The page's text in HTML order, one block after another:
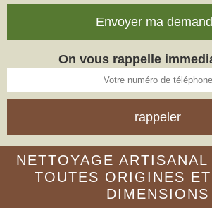
On vous rappelle
NETTOYAGE
TOUTES ORIGINES
DIMENSIONS